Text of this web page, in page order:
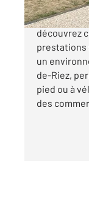
Aux portes
découvrez
prestations
un
de-Riez,
pied ou à
des